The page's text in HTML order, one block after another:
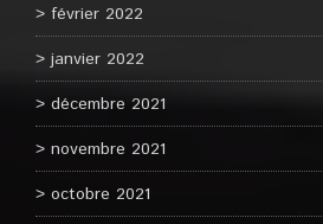
février 2022
janvier 2022
décembre 2021
novembre 2021
octobre 2021